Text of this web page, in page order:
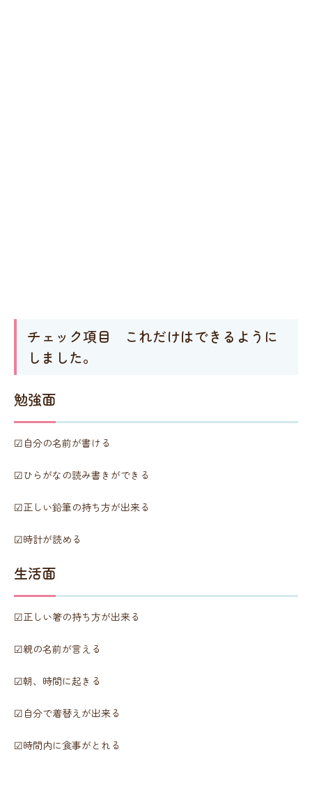
チェック項目 これだけはできるように
しました。
勉強面
☑自分の名前が書ける
☑ひらがなの読み書きができる
☑正しい鉛筆の持ち方が出来る
☑時計が読める
生活面
☑正しい箸の持ち方が出来る
☑親の名前が言える
☑朝、時間に起きる
☑自分で着替えが出来る
☑時間内に食事がとれる